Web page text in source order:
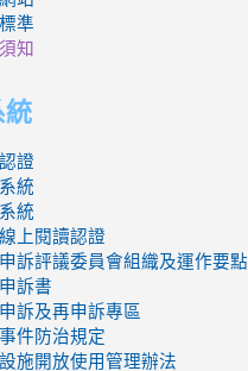
準
知
證
統
統
上閱讀認證
訴評議委員會組織及運作要點
訴書
訴及再申訴專區
件防治規定
施開放使用管理辦法